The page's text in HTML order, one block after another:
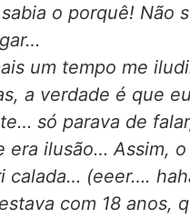
o porquê! Não
um tempo me
a verdade é que
só parava de
era ilusão… Assim,
calada… (eeer….
com 18 anos,